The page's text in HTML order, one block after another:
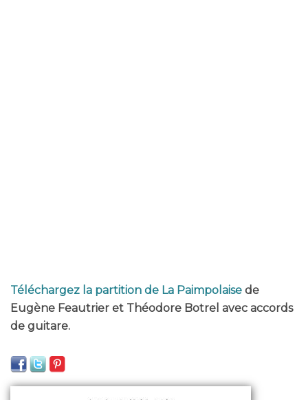
Téléchargez la partition de La Paimpolaise de
Eugène Feautrier et Théodore Botrel avec accords
de guitare.